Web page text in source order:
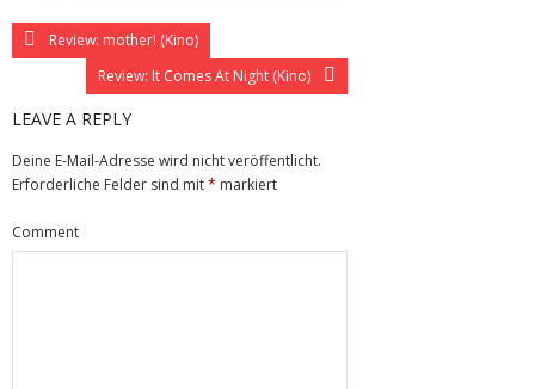
Review: mother! (Kino)
Review: It Comes At Night (Kino)
LEAVE A REPLY
Deine E-Mail-Adresse wird nicht veröffentlicht.
Erforderliche Felder sind mit* markiert
Comment